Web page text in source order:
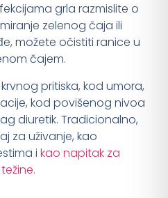
grla razmislite o
zelenog čaja ili
možete očistiti ranice u
čajem.
pritiska, kod umora,
kod povišenog nivoa
diuretik. Tradicionalno,
za uživanje, kao
i kao napitak za